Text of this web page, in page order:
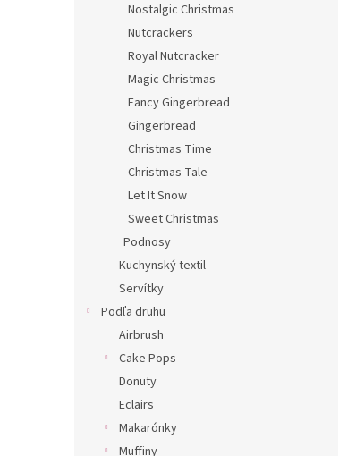
Nostalgic Christmas
Nutcrackers
Royal Nutcracker
Magic Christmas
Fancy Gingerbread
Gingerbread
Christmas Time
Christmas Tale
Let It Snow
Sweet Christmas
Podnosy
Kuchynský textil
Servítky
Podľa druhu
Airbrush
Cake Pops
Donuty
Eclairs
Makarónky
Muffiny